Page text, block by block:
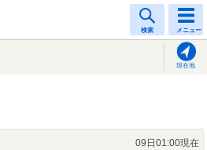
検索 メニュー
現在地
09日01:00現在